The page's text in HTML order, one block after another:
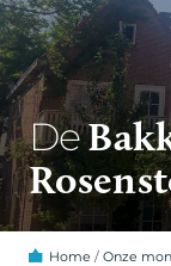
De
Home /Onze